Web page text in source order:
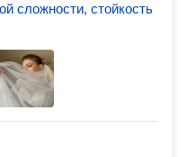
сложности, стойкость